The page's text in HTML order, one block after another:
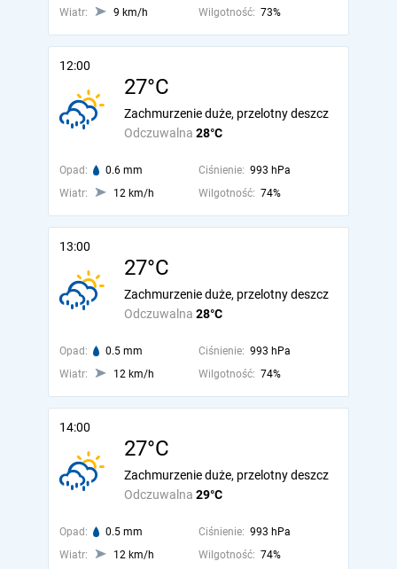
Wiatr:
9 km/h Wilgotność: 73%
12:00
27°C
Odczuwalna 28°C
Zachmurzenie duże, przelotny deszcz
Opad: 0.6 mm Ciśnienie: 993 hPa
Wiatr:
12 km/h Wilgotność: 74%
13:00
27°C
Odczuwalna 28°C
Zachmurzenie duże, przelotny deszcz
Opad: 0.5 mm Ciśnienie: 993 hPa
Wiatr:
12 km/h Wilgotność: 74%
14:00
27°C
Odczuwalna 29°C
Zachmurzenie duże, przelotny deszcz
Opad: 0.5 mm Ciśnienie: 993 hPa
Wiatr:
12 km/h Wilgotność: 74%